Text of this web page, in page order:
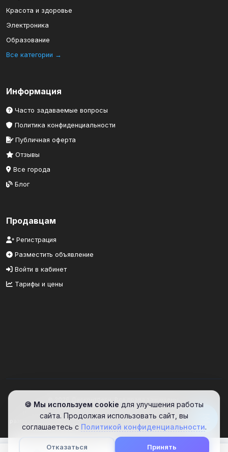
Красота и здоровье
Электроника
Образование
Все категории →
Информация
Часто задаваемые вопросы
Политика конфиденциальности
Публичная оферта
Отзывы
Все города
Блог
Продавцам
Регистрация
Разместить объявление
Войти в кабинет
Тарифы и цены
© 2026 Дисконтбери. Все права защищены.
Информационный портал. Сайт предоставляет площадку для
размещения объявлений. Проверяйте информацию самостоятельно.
🍪 Мы используем cookie для улучшения работы
сайта. Продолжая использовать сайт, вы
соглашаетесь с Политикой конфиденциальности.
Отказаться Принять